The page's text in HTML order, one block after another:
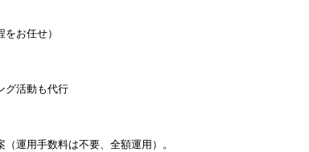
お任せ）
グ活動も代行
運用手数料は不要、全額運用）。